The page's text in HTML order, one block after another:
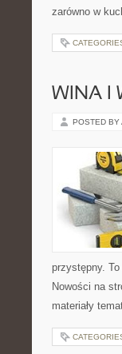
zarówno w
WINA I
POSTED BY
przystępny.
Nowości na
materiały